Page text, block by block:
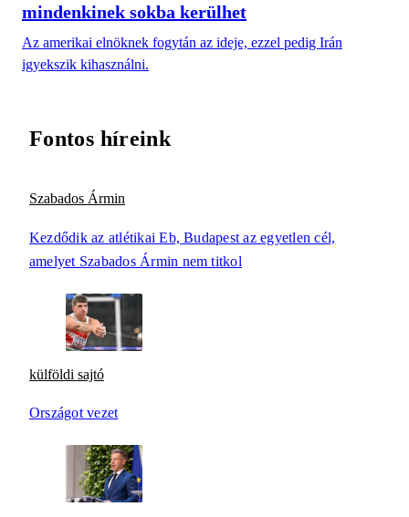
mindenkinek sokba kerülhet
Az amerikai elnöknek fogytán az ideje, ezzel pedig Irán
igyekszik kihasználni.
Fontos híreink
Szabados Ármin
Kezdődik az atlétikai Eb, Budapest az egyetlen cél,
amelyet Szabados Ármin nem titkol
külföldi sajtó
Országot vezet